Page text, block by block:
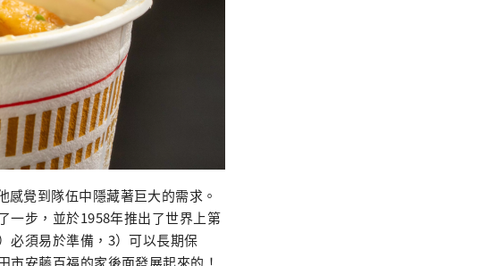
覺到隊伍中隱藏著巨大的需求。
一步，並於1958年推出了世界上第
必須易於準備，3）可以長期保